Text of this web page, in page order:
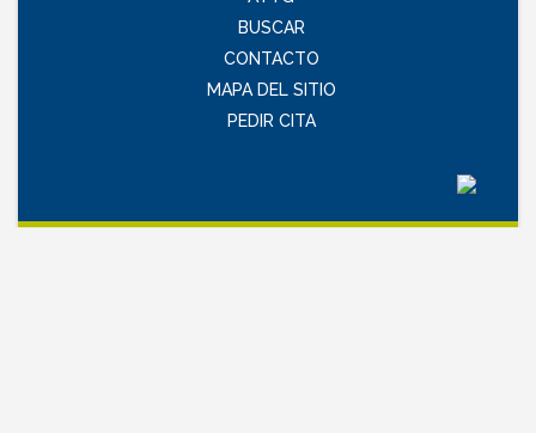
BUSCAR
CONTACTO
MAPA DEL SITIO
PEDIR CITA